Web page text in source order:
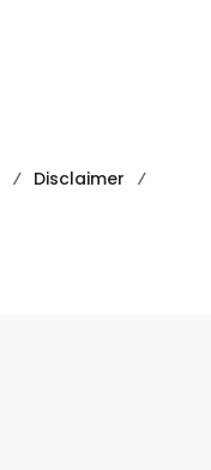
Disclaimer